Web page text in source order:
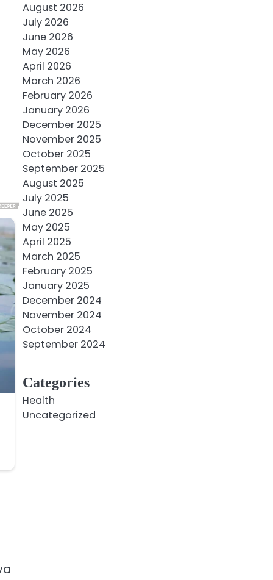
August 2026
July 2026
June 2026
May 2026
April 2026
March 2026
February 2026
January 2026
December 2025
November 2025
October 2025
September 2025
August 2025
July 2025
June 2025
May 2025
April 2025
March 2025
February 2025
January 2025
December 2024
November 2024
October 2024
September 2024
Categories
Health
Uncategorized